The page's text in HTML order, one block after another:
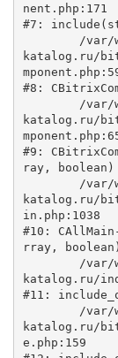
nent.php:171
#7:
katalog.ru/
#8:
katalog.ru/
#9:
ray, boolean)
katalog.ru/
in.php:1038
#10:
rray, boolean)
katalog.ru/
#11:
katalog.ru/
e.php:159